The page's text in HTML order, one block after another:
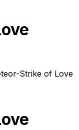
Strike of Love